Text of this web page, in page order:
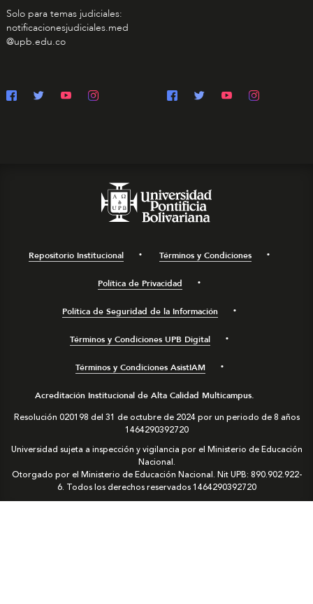
Solo para temas judiciales:
notificacionesjudiciales.med
@upb.edu.co
Repositorio Institucional Términos y Condiciones
Política de Privacidad
Política de Seguridad de la Información
Términos y Condiciones UPB Digital
Términos y Condiciones AsistIAM
Acreditación Institucional de Alta Calidad Multicampus.
Resolución 020198 del 31 de octubre de 2024 por un periodo de 8 años
1464290392720
Universidad sujeta a inspección y vigilancia por el Ministerio de Educación
Nacional.
Otorgado por el Ministerio de Educación Nacional. Nit UPB: 890.902.922-
6. Todos los derechos reservados1464290392720